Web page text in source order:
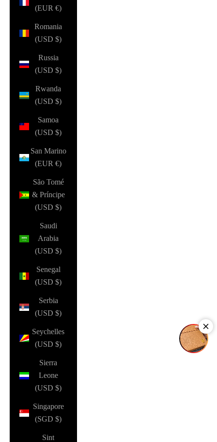
(EUR €)
Romania
(USD $)
Russia
(USD $)
Rwanda
(USD $)
Samoa
(USD $)
San Marino
(EUR €)
São Tomé
& Príncipe
(USD $)
Saudi
Arabia
(USD $)
Senegal
(USD $)
Serbia
(USD $)
Seychelles
(USD $)
Sierra
Leone
(USD $)
Singapore
(SGD $)
Sint